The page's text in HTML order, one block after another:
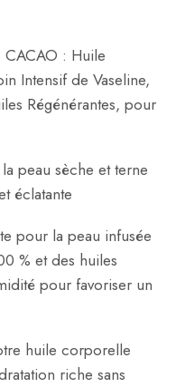
CACAO : Huile
Intensif de Vaseline,
Régénérantes, pour
peau sèche et terne
éclatante
pour la peau infusée
% et des huiles
pour favoriser un
huile corporelle
riche sans